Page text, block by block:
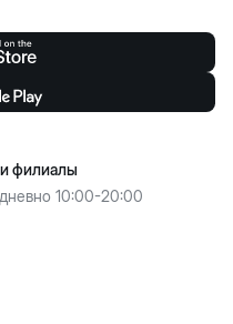
филиалы
10:00-20:00